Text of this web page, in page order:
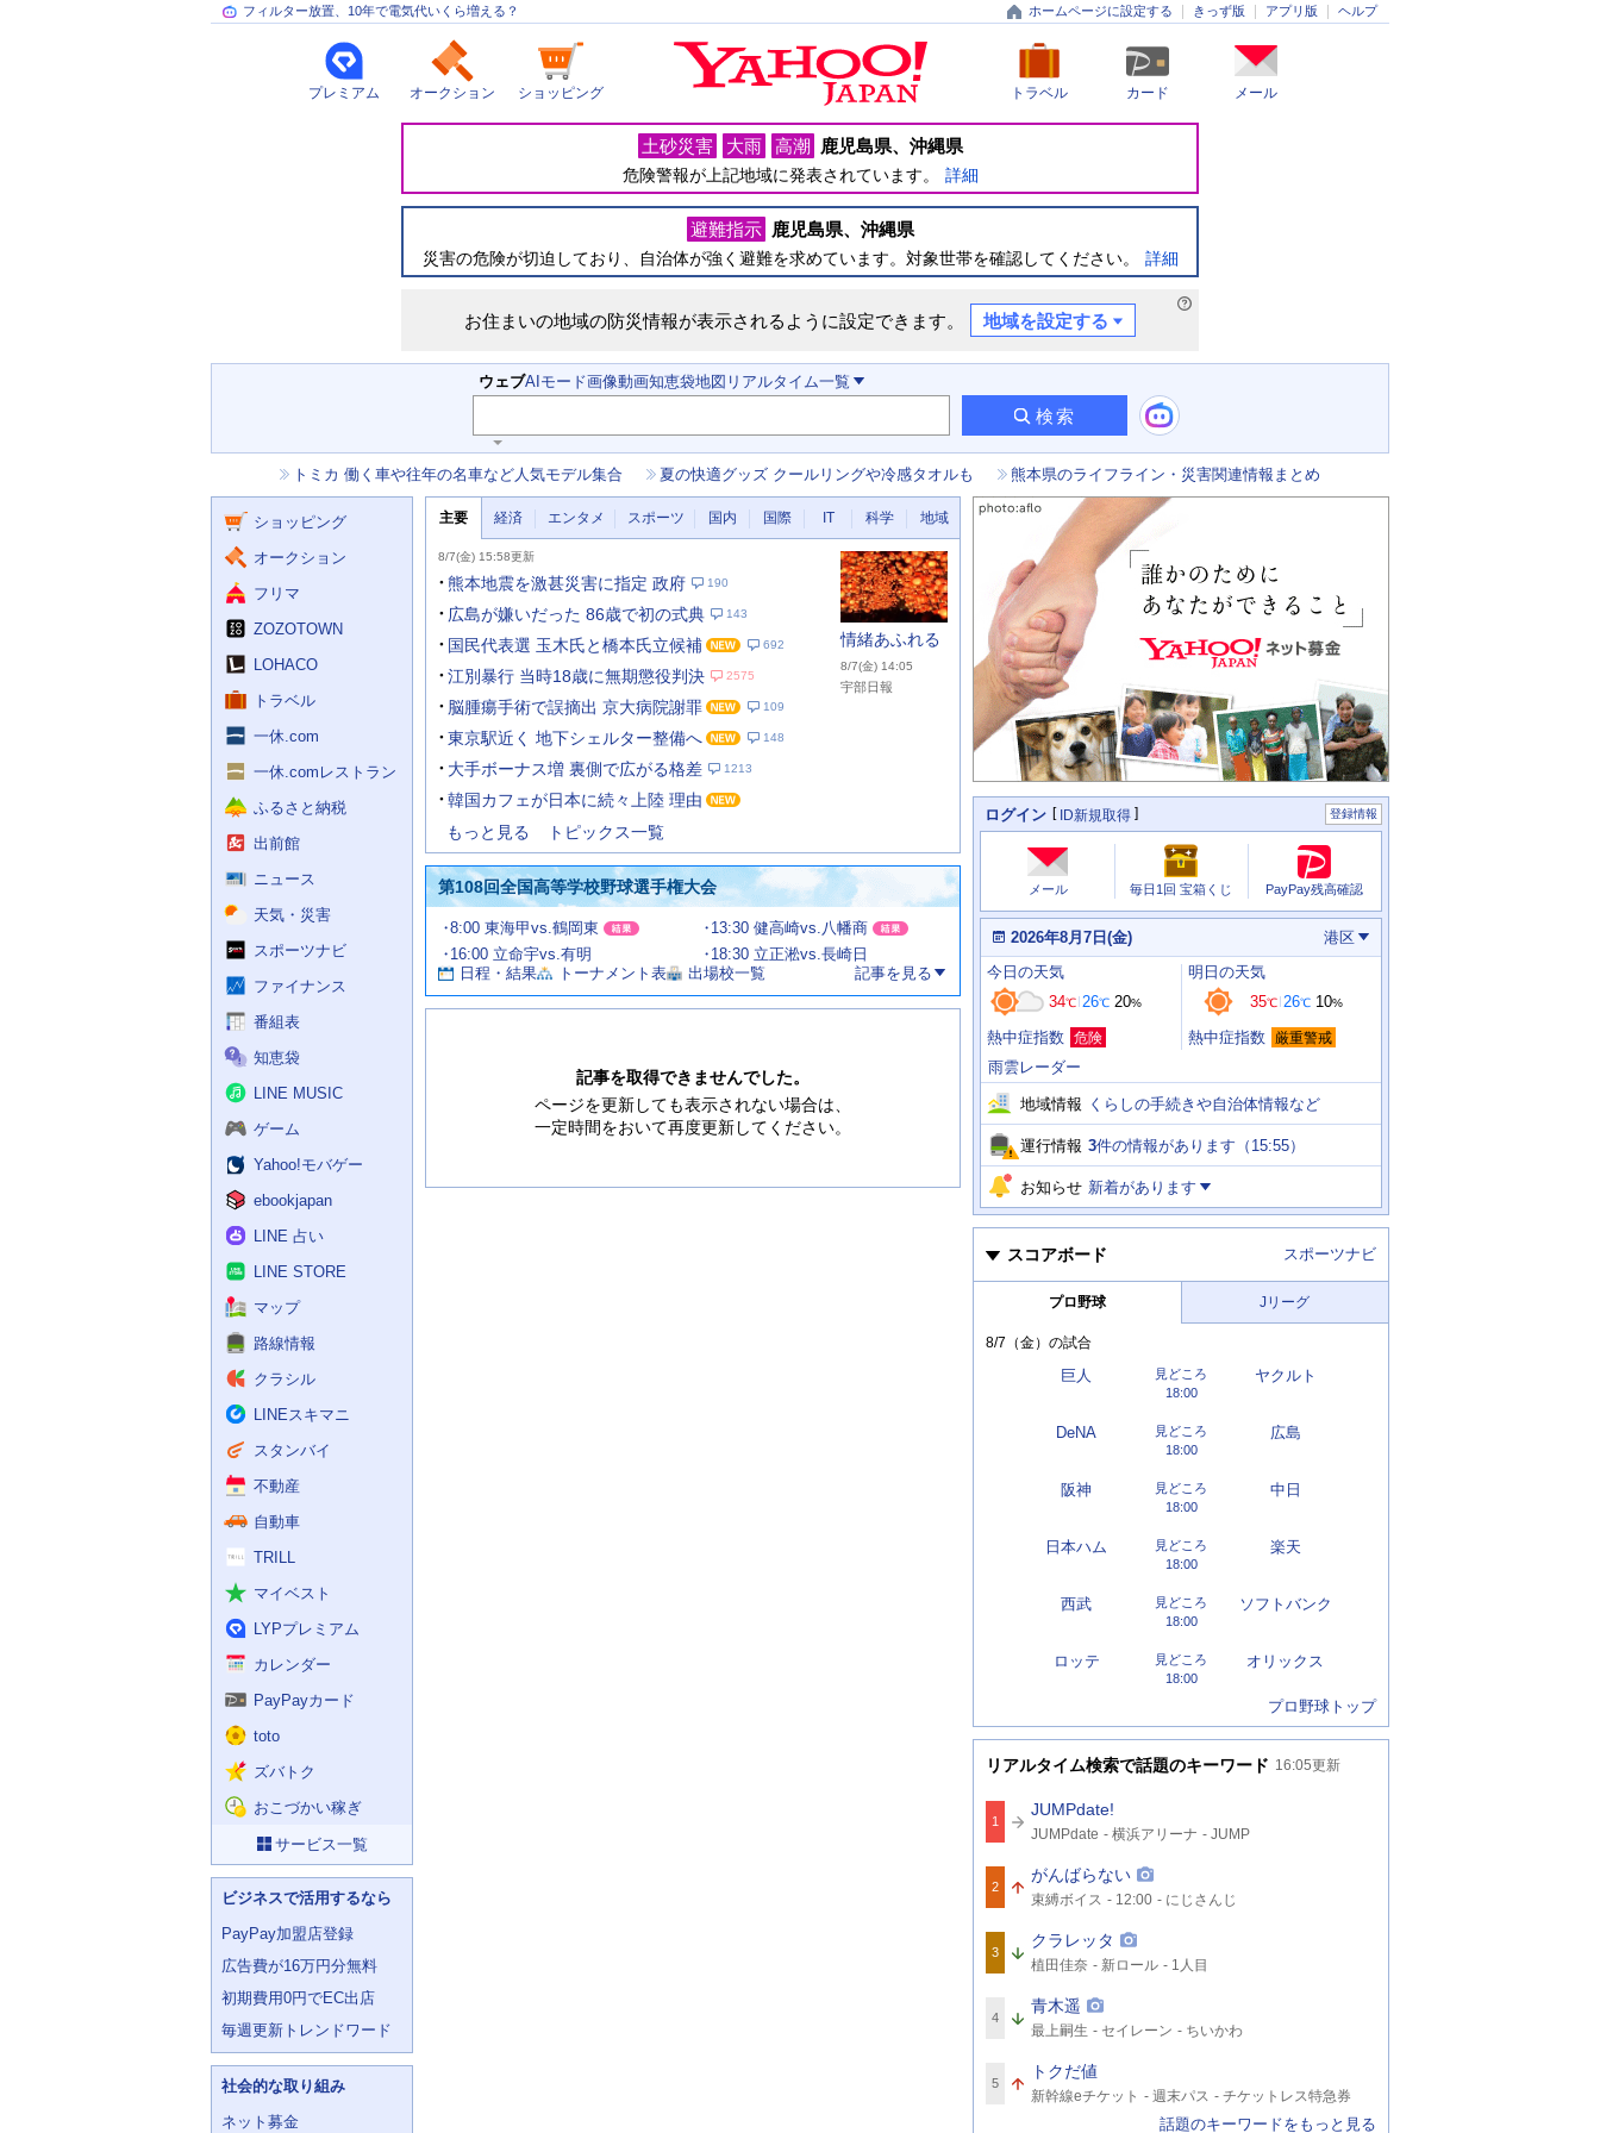
フィルター放置、10年で電気代いくら増える？ ホームページに設定する きっず版 アプリ版 ヘルプ
トラベル カード メール
プレミアム オークション ショッピング
災
土砂災害 大雨 高潮 鹿児島県 沖縄県
危険警報が上記地域に発表されています。 詳細
避難指示 鹿児島県 沖縄県
災害の危険が切迫しており、自治体が強く避難を求めています。対象世帯を確認してください。 詳細
お住まいの地域の防災情報が表示されるように設定できます。 地域を設定する
検
索
ウェブAIモード画像動画知恵袋地図 リアルタイム一覧
検索
ワ
ー
力
補
助
を
開
く
せ
トミカ 働く車や往年の名車など人気モデル集合 夏の快適グッズ クールリングや冷感タオルも 熊本県のライフライン・災害関連情報まとめ
ビ
ショッピング
オークション
フリマ
ZOZOTOWN
LOHACO
トラベル
一休.com
一休.comレストラン
ふるさと納税
出前館
ニュース
天気・災害
スポーツナビ
ファイナンス
番組表
知恵袋
LINE MUSIC
ゲーム
Yahoo!モバゲー
ebookjapan
LINE 占い
LINE STORE
マップ
路線情報
クラシル
LINEスキマニ
スタンバイ
不動産
自動車
TRILL
マイベスト
LYPプレミアム
カレンダー
PayPayカード
toto
ズバトク
おこづかい稼ぎ
サービス一覧
ビジネスで活用するなら
PayPay加盟店登録
広告費が16万円分無料
初期費用0円でEC出店
毎週更新トレンドワード
社会的な取り組み
ネット募金
ュ
ス
主要 経済 エンタメ スポーツ 国内 国際 IT 科学 地域
要
ニ
ー
8/7(金) 15:58更新
熊本地震を激甚災害に指定 政府 190
広島が嫌いだった 86歳で初の式典 143
国民代表選 玉木氏と橋本氏立候補 692
江別暴行 当時18歳に無期懲役判決 2575
脳腫瘍手術で誤摘出 京大病院謝罪 109
東京駅近く 地下シェルター整備へ 148
大手ボーナス増 裏側で広がる格差 1213
韓国カフェが日本に続々上陸 理由
情緒あふれる
8/7(金) 14:05
宇部日報
もっと見る トピックス一覧
第108回全国高等学校野球選手権大会
試
合
情
報
8:00 東海甲vs.鶴岡東
13:30 健高崎vs.八幡商
16:00 立命宇vs.有明
18:30 立正淞vs.長崎日
日程・結果
トーナメント表 出場校一覧 記事を見る
お
す
記事を取得できませんでした。
ページを更新しても表示されない場合は、
一定時間をおいて再度更新してください。
個
人
情
報
ログイン ID新規取得 登録情報
あ
た
の
ス
ス
メール 毎日1回 宝箱くじ PayPay残高確認
本
日
の
天
気
、
運
情
報
2026年8月7日(金) 港区
今
日
明
日
の
天
気
今日 の天気
34℃ 26℃ 20%
熱中症指数 危険
明日 の天気
35℃ 26℃ 10%
熱中症指数 厳重警戒
雨雲レーダー
地域情報 くらしの手続きや自治体情報など
運行情報 3件の情報があります（ 15:55）
お知らせ 新着があります
スコアボード スポーツナビ
プロ野球 Jリーグ
8/7（金） の試合
巨人 ヤクルト
18:00
見どころ
DeNA 広島
18:00
見どころ
阪神 中日
18:00
見どころ
日本ハム 楽天
18:00
見どころ
西武 ソフトバンク
18:00
見どころ
ロッテ オリックス
18:00
見どころ
プロ野球トップ
リアルタイム検索で話題のキーワード 16:05更新
1
JUMPdate!
関
連
ー
ド
JUMPdate 横浜アリーナ JUMP
2
がんばらない
関
連
ー
ド
束縛ボイス 12:00 にじさんじ
3
クラレッタ
関
連
ー
ド
植田佳奈 新ロール 1人目
4
青木遥
関
連
ー
ド
最上嗣生 セイレーン ちいかわ
5
トクだ値
関
連
新幹線eチケット 週末パス チケットレス特急券
話題のキーワードをもっと見る